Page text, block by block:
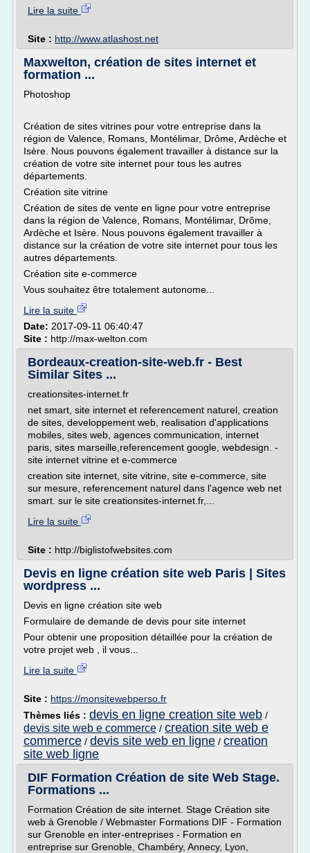
Lire la suite
Site : http://www.atlashost.net
Maxwelton, création de sites internet et
formation ...
Photoshop
Création de sites vitrines pour votre entreprise dans la
région de Valence, Romans, Montélimar, Drôme, Ardèche et
Isère. Nous pouvons également travailler à distance sur la
création de votre site internet pour tous les autres
départements.
Création site vitrine
Création de sites de vente en ligne pour votre entreprise
dans la région de Valence, Romans, Montélimar, Drôme,
Ardèche et Isère. Nous pouvons également travailler à
distance sur la création de votre site internet pour tous les
autres départements.
Création site e-commerce
Vous souhaitez être totalement autonome...
Lire la suite
Date: 2017-09-11 06:40:47
Site : http://max-welton.com
Bordeaux-creation-site-web.fr - Best
Similar Sites ...
creationsites-internet.fr
net smart, site internet et referencement naturel, creation
de sites, developpement web, realisation d'applications
mobiles, sites web, agences communication, internet
paris, sites marseille,referencement google, webdesign. -
site internet vitrine et e-commerce
creation site internet, site vitrine, site e-commerce, site
sur mesure, referencement naturel dans l'agence web net
smart. sur le site creationsites-internet.fr,...
Lire la suite
Site : http://biglistofwebsites.com
Devis en ligne création site web Paris | Sites
wordpress ...
Devis en ligne création site web
Formulaire de demande de devis pour site internet
Pour obtenir une proposition détaillée pour la création de
votre projet web , il vous...
Lire la suite
Site : https://monsitewebperso.fr
Thèmes liés : devis en ligne creation site web /
devis site web e commerce / creation site web e
commerce / devis site web en ligne / creation
site web ligne
DIF Formation Création de site Web Stage.
Formations ...
Formation Création de site internet. Stage Création site
web à Grenoble / Webmaster Formations DIF - Formation
sur Grenoble en inter-entreprises - Formation en
entreprise sur Grenoble, Chambéry, Annecy, Lyon,